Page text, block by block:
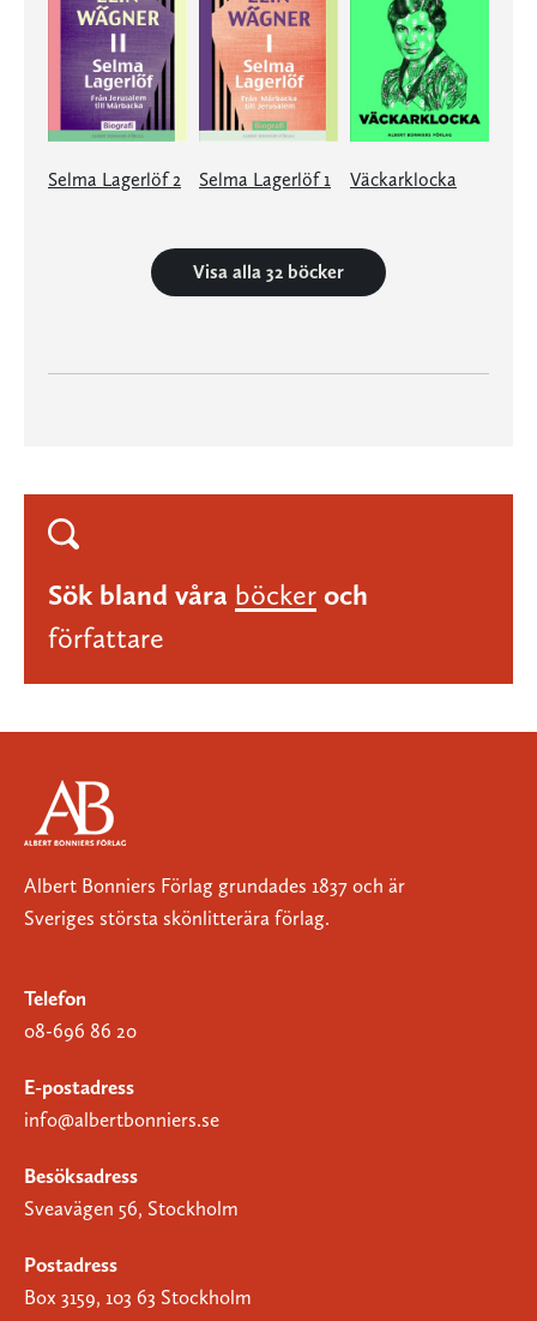
Selma Lagerlöf 2 Selma Lagerlöf 1 Väckarklocka
Visa alla 32 böcker
Sök bland våra böcker och
författare
Albert Bonniers Förlag grundades 1837 och är
Sveriges största skönlitterära förlag.
Telefon
08-696 86 20
E-postadress
info@albertbonniers.se
Besöksadress
Sveavägen 56, Stockholm
Postadress
Box 3159, 103 63 Stockholm